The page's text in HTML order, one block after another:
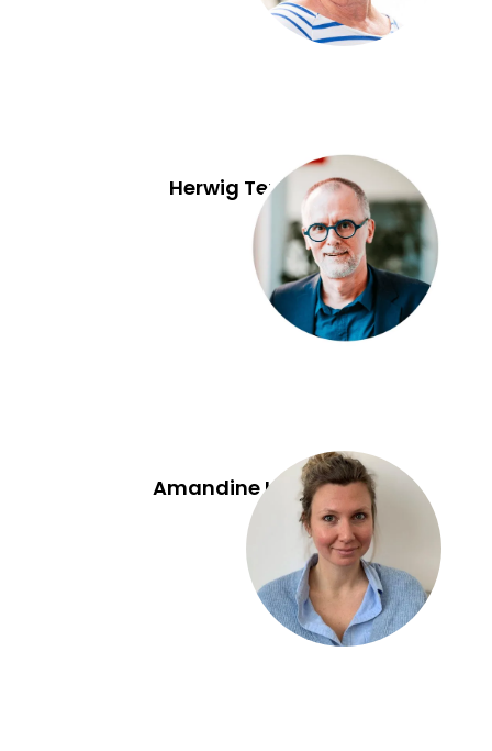
Herwig Teugels
Amandine Kodeck